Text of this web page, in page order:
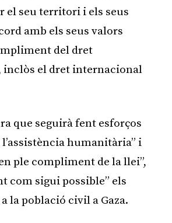
el seu territori i els seus
amb els seus valors
del dret
el dret internacional
que seguirà fent esforços
humanitària” i
ple compliment de la llei”,
com sigui possible” els
la població civil a Gaza.